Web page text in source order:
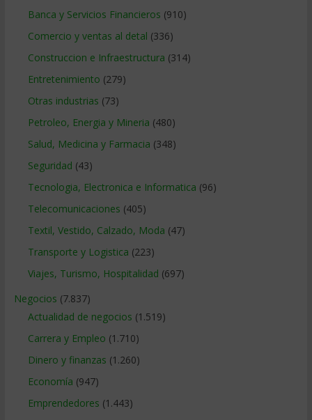
Banca y Servicios Financieros (910)
Comercio y ventas al detal (336)
Construccion e Infraestructura (314)
Entretenimiento (279)
Otras industrias (73)
Petroleo, Energia y Mineria (480)
Salud, Medicina y Farmacia (348)
Seguridad (43)
Tecnologia, Electronica e Informatica (96)
Telecomunicaciones (405)
Textil, Vestido, Calzado, Moda (47)
Transporte y Logistica (223)
Viajes, Turismo, Hospitalidad (697)
Negocios (7.837)
Actualidad de negocios (1.519)
Carrera y Empleo (1.710)
Dinero y finanzas (1.260)
Economía (947)
Emprendedores (1.443)